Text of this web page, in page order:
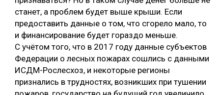
станет, а проблем будет выше крыши. Если
предоставить данные о том, что сгорело мало, то
и финансирование будет гораздо меньше.
С учётом того, что в 2017 году данные субъектов
Федерации о лесных пожарах сошлись с данными
ИСДМ-Рослесхоз, и некоторые регионы
признались в трудностях, возникших при тушении